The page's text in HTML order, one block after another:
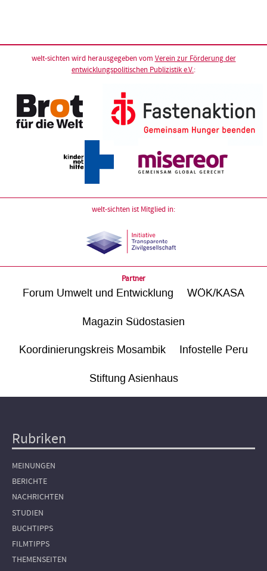
welt-sichten wird herausgegeben vom Verein zur Förderung der
entwicklungspolitischen Publizistik e.V.:
welt-sichten ist Mitglied in:
Partner
Forum Umwelt und Entwicklung WÖK/KASA
Magazin Südostasien
Koordinierungskreis Mosambik Infostelle Peru
Stiftung Asienhaus
Hauptnavigation
Rubriken
MEINUNGEN
BERICHTE
NACHRICHTEN
STUDIEN
BUCHTIPPS
FILMTIPPS
THEMENSEITEN